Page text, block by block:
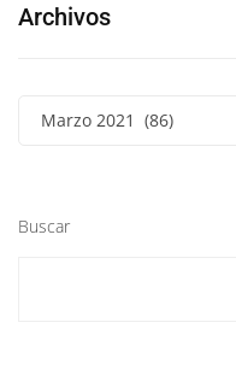
Archivos
Marzo 2021 (86)
Buscar